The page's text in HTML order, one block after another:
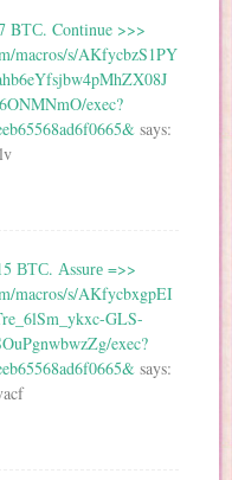
BТС. Continue >>>
macros/s/AKfycbzS1PY
exec?
says:
ВТС. Аssurе =>>
macros/s/AKfycbxgpEI
GLS-
exec?
says: